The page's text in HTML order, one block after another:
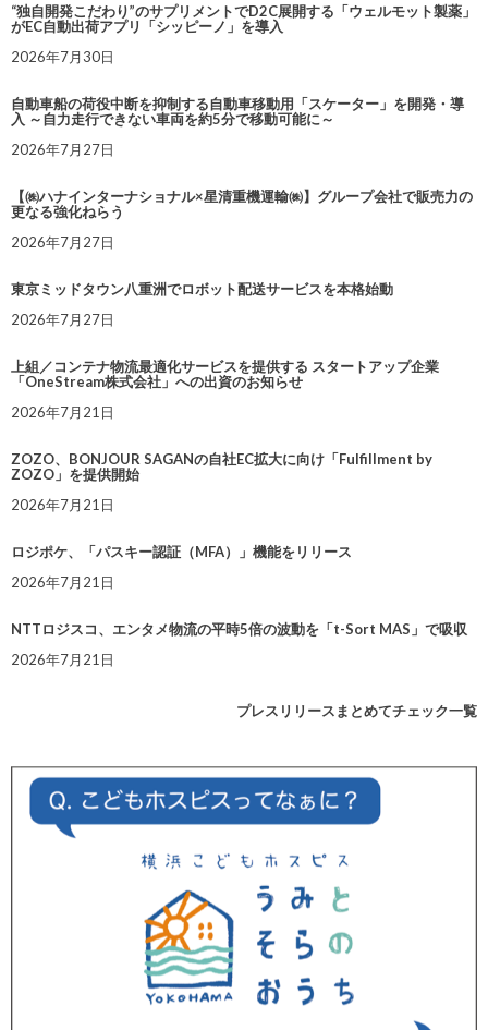
“独自開発こだわり”のサプリメントでD2C展開する「ウェルモット製薬」
がEC自動出荷アプリ「シッピーノ」を導入
2026年7月30日
自動車船の荷役中断を抑制する自動車移動用「スケーター」を開発・導
入 ～自力走行できない車両を約5分で移動可能に～
2026年7月27日
【㈱ハナインターナショナル×星清重機運輸㈱】グループ会社で販売力の
更なる強化ねらう
2026年7月27日
東京ミッドタウン八重洲でロボット配送サービスを本格始動
2026年7月27日
上組／コンテナ物流最適化サービスを提供する スタートアップ企業
「OneStream株式会社」への出資のお知らせ
2026年7月21日
ZOZO、BONJOUR SAGANの自社EC拡大に向け「Fulfillment by
ZOZO」を提供開始
2026年7月21日
ロジポケ、「パスキー認証（MFA）」機能をリリース
2026年7月21日
NTTロジスコ、エンタメ物流の平時5倍の波動を「t-Sort MAS」で吸収
2026年7月21日
プレスリリースまとめてチェック一覧